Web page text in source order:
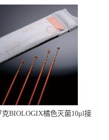
克BIOLOGIX橘色灭菌10μl接